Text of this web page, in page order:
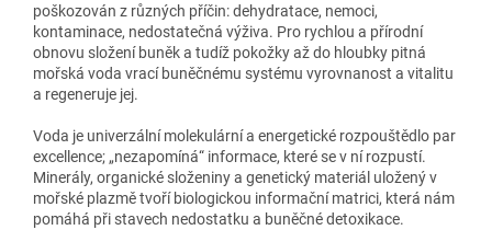
poškozován z různých příčin: dehydratace, nemoci,
kontaminace, nedostatečná výživa. Pro rychlou a přírodní
obnovu složení buněk a tudíž pokožky až do hloubky pitná
mořská voda vrací buněčnému systému vyrovnanost a vitalitu
a regeneruje jej.
Voda je univerzální molekulární a energetické rozpouštědlo par
excellence; „nezapomíná“ informace, které se v ní rozpustí.
Minerály, organické složeniny a genetický materiál uložený v
mořské plazmě tvoří biologickou informační matrici, která nám
pomáhá při stavech nedostatku a buněčné detoxikace.